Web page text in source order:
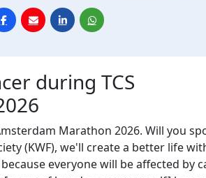
during TCS
Marathon 2026. Will you
(KWF), we'll create a better life
everyone will be affected by